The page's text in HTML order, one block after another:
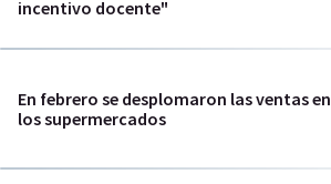
incentivo docente"
En febrero se desplomaron las ventas en
los supermercados